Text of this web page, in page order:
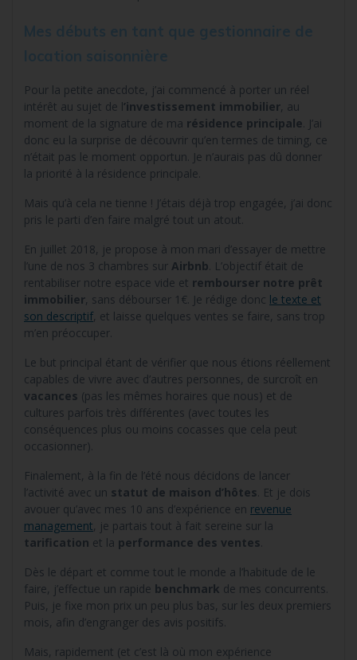
Pour la petite anecdote, j’ai commencé à porter un réel
intérêt au sujet de l’investissement immobilier, au
moment de la signature de ma résidence principale . J’ai
donc eu la surprise de découvrir qu’en termes de timing, ce
n’était pas le moment opportun. Je n’aurais pas dû donner
la priorité à la résidence principale.
Mais qu’à cela ne tienne ! J’étais déjà trop engagée, j’ai donc
pris le parti d’en faire malgré tout un atout.
En juillet 2018, je propose à mon mari d’essayer de mettre
l’une de nos 3 chambres sur Airbnb . L’objectif était de
rentabiliser notre espace vide et rembourser notre prêt
immobilier, sans débourser 1€. Je rédige donc le texte et
son descriptif, et laisse quelques ventes se faire, sans trop
m’en préoccuper.
Le but principal étant de vérifier que nous étions réellement
capables de vivre avec d’autres personnes, de surcroît en
vacances (pas les mêmes horaires que nous) et de
cultures parfois très différentes (avec toutes les
conséquences plus ou moins cocasses que cela peut
occasionner).
Finalement, à la fin de l’été nous décidons de lancer
l’activité avec un statut de maison d’hôtes . Et je dois
avouer qu’avec mes 10 ans d’expérience en revenue
management, je partais tout à fait sereine sur la
tarification et la performance des ventes
Dès le départ et comme tout le monde a l’habitude de le
faire, j’effectue un rapide benchmark de mes concurrents.
Puis, je fixe mon prix un peu plus bas, sur les deux premiers
mois, afin d’engranger des avis positifs.
Mais, rapidement (et c’est là où mon expérience